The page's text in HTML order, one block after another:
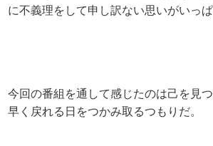
に不義理をして申し訳ない思いがいっぱ
今回の番組を通して感じたのは己を見
早く戻れる日をつかみ取るつもりだ。